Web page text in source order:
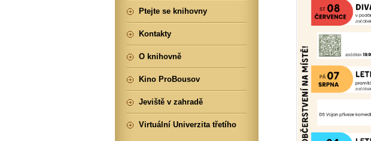
Ptejte se knihovny
Kontakty
O knihovně
Kino ProBousov
Jeviště v zahradě
Virtuální Univerzita třetího